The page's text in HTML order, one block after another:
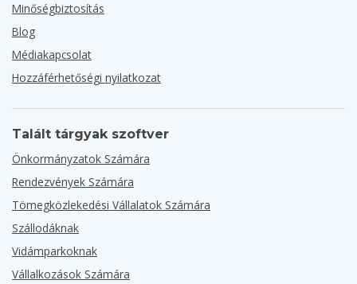
Minőségbiztosítás
Blog
Médiakapcsolat
Hozzáférhetőségi nyilatkozat
Talált tárgyak szoftver
Önkormányzatok Számára
Rendezvények Számára
Tömegközlekedési Vállalatok Számára
Szállodáknak
Vidámparkoknak
Vállalkozások Számára